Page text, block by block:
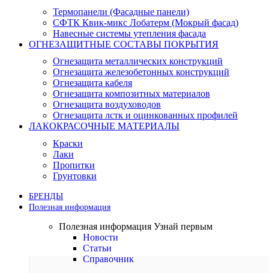
Термопанели (Фасадные панели)
СФТК Квик-микс Лобатерм (Мокрый фасад)
Навесные системы утепления фасада
ОГНЕЗАЩИТНЫЕ СОСТАВЫ ПОКРЫТИЯ
Огнезащита металлических конструкций
Огнезащита железобетонных конструкций
Огнезащита кабеля
Огнезащита композитных материалов
Огнезащита воздуховодов
Огнезащита лстк и оцинкованных профилей
ЛАКОКРАСОЧНЫЕ МАТЕРИАЛЫ
Краски
Лаки
Пропитки
Грунтовки
БРЕНДЫ
Полезная информация
Полезная информация Узнай первым
Новости
Статьи
Справочник